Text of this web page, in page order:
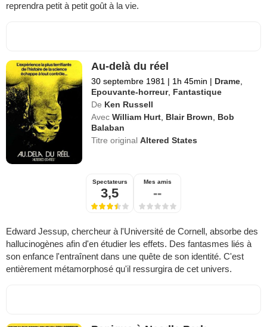
reprendra petit à petit goût à la vie.
Au-delà du réel
30 septembre 1981 | 1h 45min | Drame,
Epouvante-horreur, Fantastique
De Ken Russell
Avec William Hurt, Blair Brown, Bob
Balaban
Titre originalAltered States
Spectateurs
3,5
Mes amis
--
Edward Jessup, chercheur à l'Université de Cornell, absorbe des
hallucinogènes afin d'en étudier les effets. Des fantasmes liés à
son enfance l'entraînent dans une quête de son identité. C'est
entièrement métamorphosé qu'il ressurgira de cet univers.